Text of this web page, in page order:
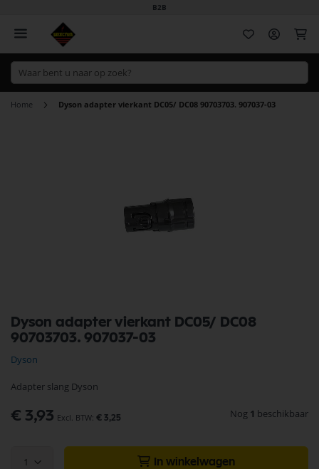
B2B
Home Dyson adapter vierkant DC05/ DC08 90703703. 907037-03
Dyson adapter vierkant DC05/ DC08
90703703. 907037-03
Dyson
Adapter slang Dyson
€ 3,93 € 3,25 Nog 1 beschikbaar
1 In winkelwagen
naar
het
van
afbeeldingen-